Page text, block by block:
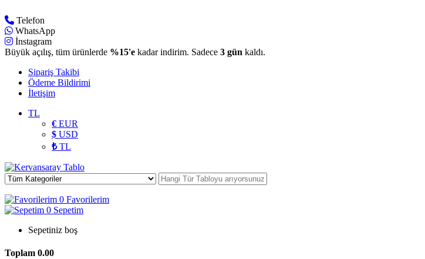
Telefon
WhatsApp
İnstagram
Büyük açılış, tüm ürünlerde %15'e kadar indirim. Sadece 3 gün kaldı.
Sipariş Takibi
Ödeme Bildirimi
İletişim
TL
€ EUR
$ USD
₺TL
0 Favorilerim
0 Sepetim
Sepetiniz boş
Toplam 0.00